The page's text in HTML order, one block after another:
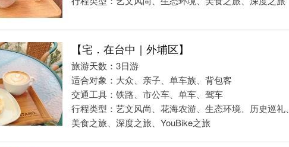
【宅．在台中｜外埔区】
旅游天数：3日游
适合对象：大众、亲子、单车族、背包客
交通工具：铁路、市公车、单车、驾车
行程类型：艺文风尚、花海农游、生态环境、历史巡礼、
美食之旅、深度之旅、YouBike之旅